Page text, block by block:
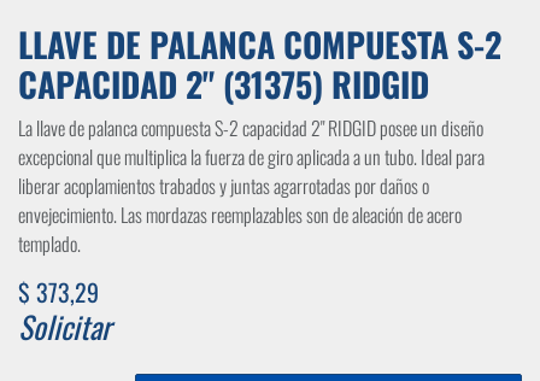
LLAVE DE PALANCA COMPUESTA S-2
CAPACIDAD 2" (31375) RIDGID
La llave de palanca compuesta S-2 capacidad 2" RIDGID posee un diseño
excepcional que multiplica la fuerza de giro aplicada a un tubo. Ideal para
liberar acoplamientos trabados y juntas agarrotadas por daños o
envejecimiento. Las mordazas reemplazables son de aleación de acero
templado.
$ 373,29
Solicitar